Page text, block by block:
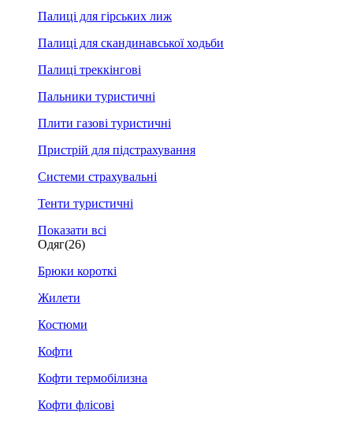
Палиці для гірських лиж
Палиці для скандинавської ходьби
Палиці треккінгові
Пальники туристичні
Плити газові туристичні
Пристрій для підстрахування
Системи страхувальні
Тенти туристичні
Показати всі
Одяг(26)
Брюки короткі
Жилети
Костюми
Кофти
Кофти термобілизна
Кофти флісові